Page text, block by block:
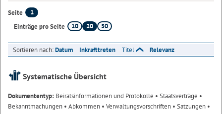
Seite
1
Einträge pro Seite
10 20 50
Sortieren nach:Datum Inkrafttreten Titel Relevanz
Systematische Übersicht
Dokumententyp: Beiratsinformationen und Protokolle • Staatsverträge •
Bekanntmachungen • Abkommen • Verwaltungsvorschriften • Satzungen •